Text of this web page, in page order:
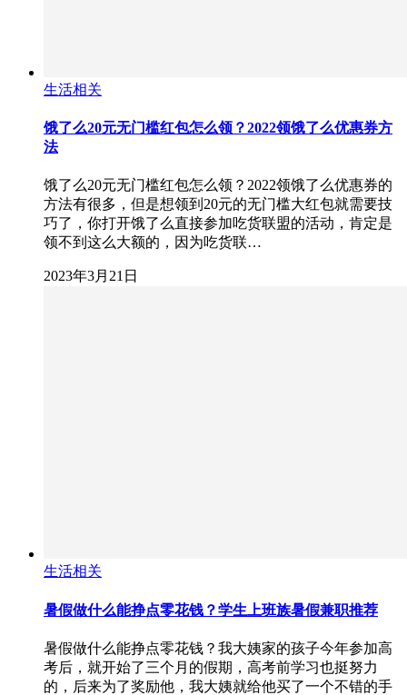
生活相关
饿了么20元无门槛红包怎么领？2022领饿了么优惠券方
法
饿了么20元无门槛红包怎么领？2022领饿了么优惠券的
方法有很多，但是想领到20元的无门槛大红包就需要技
巧了，你打开饿了么直接参加吃货联盟的活动，肯定是
领不到这么大额的，因为吃货联…
2023年3月21日
生活相关
暑假做什么能挣点零花钱？学生上班族暑假兼职推荐
暑假做什么能挣点零花钱？我大姨家的孩子今年参加高
考后，就开始了三个月的假期，高考前学习也挺努力
的，后来为了奖励他，我大姨就给他买了一个不错的手